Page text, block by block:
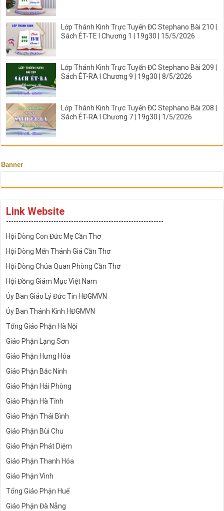
Lớp Thánh Kinh Trực Tuyến ĐC Stephano Bài 210 |
Sách ÉT-TE I Chương 1 | 19g30 | 15/5/2026
Lớp Thánh Kinh Trực Tuyến ĐC Stephano Bài 209 |
Sách ÉT-RA I Chương 9 | 19g30 | 8/5/2026
Lớp Thánh Kinh Trực Tuyến ĐC Stephano Bài 208 |
Sách ÉT-RA I Chương 7 | 19g30 | 1/5/2026
Banner
Link Website
---------------------------------------------------------------
Hội Dòng Con Đức Mẹ Cần Thơ
Hội Dòng Mến Thánh Giá Cần Thơ
Hội Dòng Chúa Quan Phòng Cần Thơ
Hội Đồng Giám Mục Việt Nam
Ủy Ban Giáo Lý Đức Tin HĐGMVN
Ủy Ban Thánh Kinh HĐGMVN
Tổng Giáo Phận Hà Nội
Giáo Phận Lạng Sơn
Giáo Phận Hưng Hóa
Giáo Phận Bắc Ninh
Giáo Phận Hải Phòng
Giáo Phận Hà Tĩnh
Giáo Phận Thái Bình
Giáo Phận Bùi Chu
Giáo Phận Phát Diệm
Giáo Phận Thanh Hóa
Giáo Phận Vinh
Tổng Giáo Phận Huế
Giáo Phận Đà Nẵng